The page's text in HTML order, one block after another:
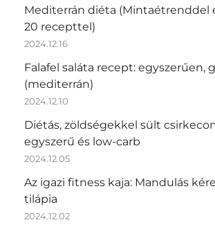
Mediterrán diéta (Mintaétrenddel
20 recepttel)
2024.12.16
Falafel saláta recept: egyszerűen,
(mediterrán)
2024.12.10
Diétás, zöldségekkel sült
egyszerű és low-carb
2024.12.05
Az igazi fitness kaja: Mandulás
tilápia
2024.12.02